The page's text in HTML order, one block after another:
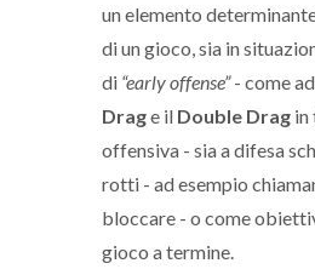
un elemento
di un gioco, sia in
di “early offense”- come
Drage il Double Drag in
offensiva - sia a difesa
rotti - ad esempio
bloccare - o come
gioco a termine.